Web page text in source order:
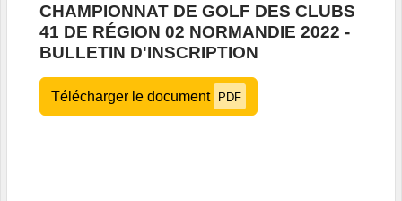
CHAMPIONNAT DE GOLF DES CLUBS
41 DE RÉGION 02 NORMANDIE 2022 -
BULLETIN D'INSCRIPTION
Télécharger le document PDF